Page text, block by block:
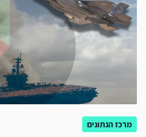
מרכז הנתונים